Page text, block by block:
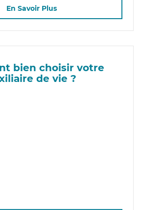
En Savoir Plus
bien choisir votre
de vie ?